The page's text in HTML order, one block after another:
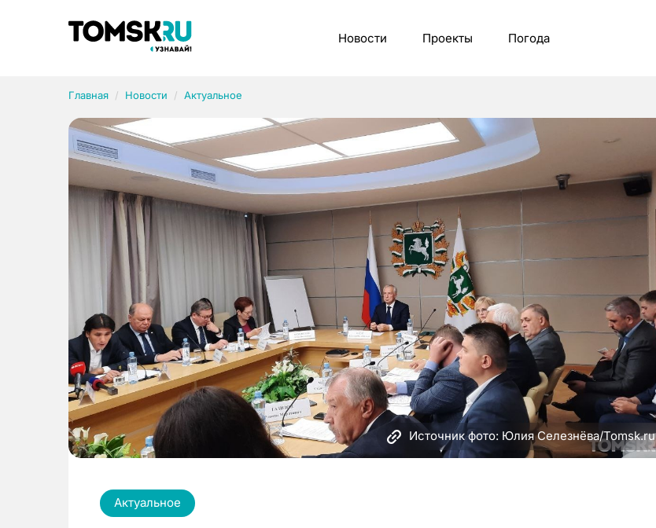
Новости Проекты Погода
Главная Новости Актуальное
Источник фото: Юлия Селезнёва/Tomsk.ru
Актуальное
Рубрики